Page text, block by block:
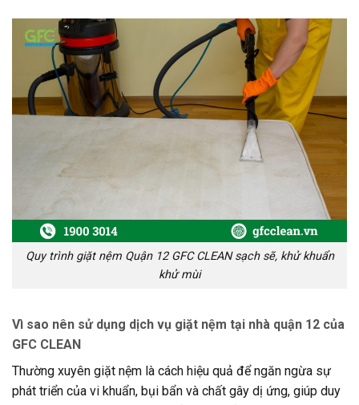
Quy trình giặt nệm Quận 12 GFC CLEAN sạch sẽ, khử khuẩn
khử mùi
Vì sao nên sử dụng dịch vụ giặt nệm tại nhà quận 12 của
GFC CLEAN
Thường xuyên giặt nệm là cách hiệu quả để ngăn ngừa sự
phát triển của vi khuẩn, bụi bẩn và chất gây dị ứng, giúp duy